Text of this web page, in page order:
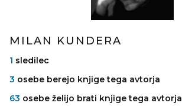
MILAN KUNDERA
1 sledilec
3 osebe berejo knjige tega avtorja
63 osebe želijo brati knjige tega avtorja